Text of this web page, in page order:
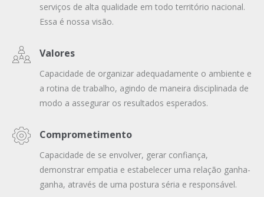
serviços de alta qualidade em todo território nacional.
Essa é nossa visão.
Valores
Capacidade de organizar adequadamente o ambiente e
a rotina de trabalho, agindo de maneira disciplinada de
modo a assegurar os resultados esperados.
Comprometimento
Capacidade de se envolver, gerar confiança,
demonstrar empatia e estabelecer uma relação ganha-
ganha, através de uma postura séria e responsável.